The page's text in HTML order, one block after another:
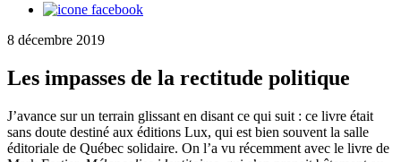
8 décembre 2019
Les impasses de la rectitude politique
J’avance sur un terrain glissant en disant ce qui suit : ce livre était
sans doute destiné aux éditions Lux, qui est bien souvent la salle
éditoriale de Québec solidaire. On l’a vu récemment avec le livre de